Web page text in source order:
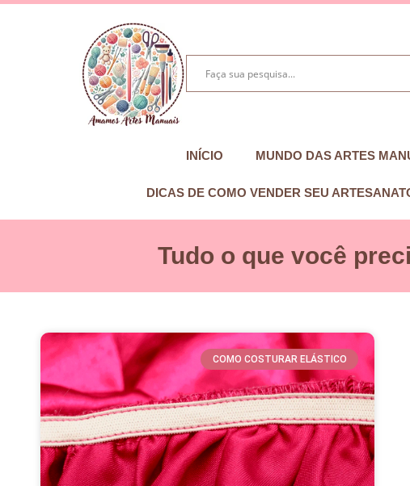
INÍCIO MUNDO DAS ARTES
DICAS DE COMO VENDER SEU
Tudo o que você
COMO COSTURAR ELÁSTICO